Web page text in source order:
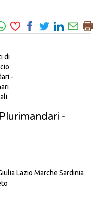
-
Lazio Marche Sardinia